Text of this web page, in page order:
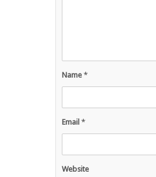
Name *
Email *
Website